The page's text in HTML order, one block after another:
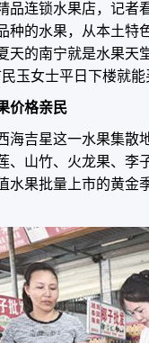
品连锁水果店，记者
种的水果，从本土特
天的南宁就是水果天
玉女士平日下楼就能
价格亲民
海吉星这一水果集散
、山竹、火龙果、李
水果批量上市的黄金